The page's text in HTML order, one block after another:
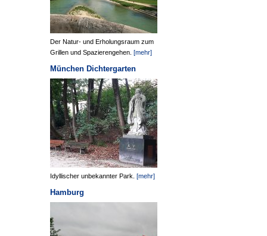
Der Natur- und Erholungsraum zum
Grillen und Spazierengehen. [mehr]
München Dichtergarten
Idyllischer unbekannter Park. [mehr]
Hamburg